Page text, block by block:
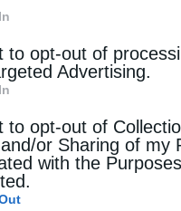
to opt-out of
Advertising.
to opt-out of
or Sharing of my
with the
Οι βραζιλιάνικες αρχές
καθυστερήσεων &
Από
ENERGY STORIES